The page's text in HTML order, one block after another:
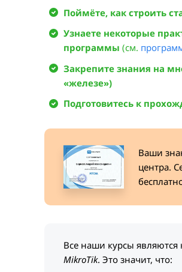
Поймёте, как строить
Узнаете некоторые
программы (см.
Закрепите знания на
«железе»)
Подготовитесь к
Ваши
центра.
Все наши курсы
MikroTik. Это значит, что: